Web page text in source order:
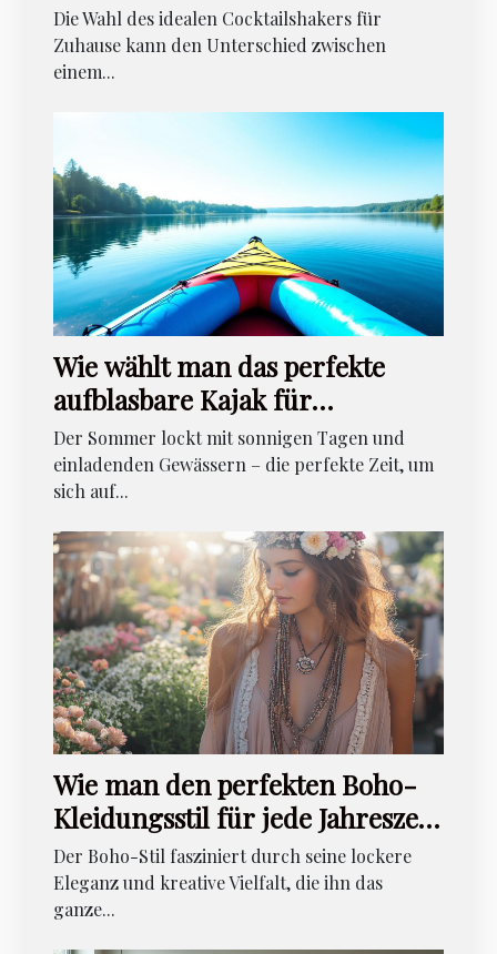
Die Wahl des idealen Cocktailshakers für
Zuhause kann den Unterschied zwischen
einem...
Wie wählt man das perfekte
aufblasbare Kajak für
Sommerabenteuer aus?
Der Sommer lockt mit sonnigen Tagen und
einladenden Gewässern – die perfekte Zeit, um
sich auf...
Wie man den perfekten Boho-
Kleidungsstil für jede Jahreszeit
wählt
Der Boho-Stil fasziniert durch seine lockere
Eleganz und kreative Vielfalt, die ihn das
ganze...